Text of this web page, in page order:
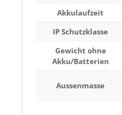
Akkulaufzeit
IP Schutzklasse
Gewicht ohne
Akku/Batterien
Aussenmasse